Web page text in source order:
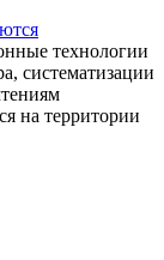
технологии
систематизации
на территории